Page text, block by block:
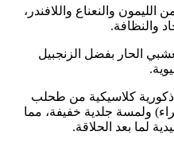
الليمون والنعناع واللافندر،
والنظافة.
الحار بفضل الزنجبيل
ذكورية كلاسيكية من طحلب
ولمسة جلدية خفيفة، مما
لما بعد الحلاقة.